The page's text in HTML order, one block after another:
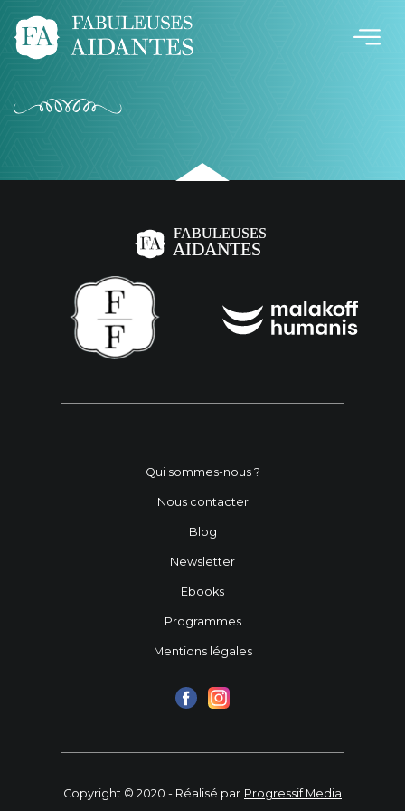
Qui sommes-nous ?
Nous contacter
Blog
Newsletter
Ebooks
Programmes
Mentions légales
Copyright © 2020 - Réalisé par Progressif Media